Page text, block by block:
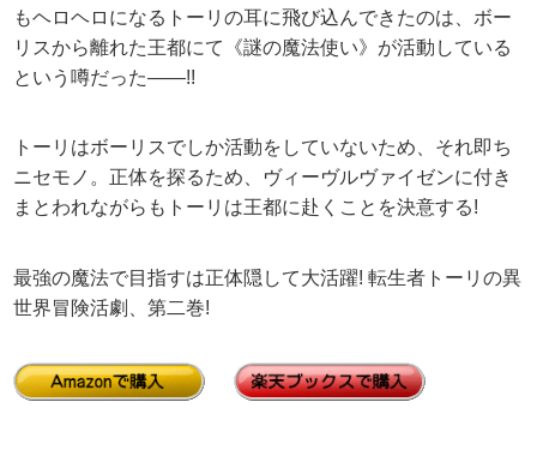
もヘロヘロになるトーリの耳に飛び込んできたのは、ボー
リスから離れた王都にて《謎の魔法使い》が活動している
という噂だった――!!
トーリはボーリスでしか活動をしていないため、それ即ち
ニセモノ。正体を探るため、ヴィーヴルヴァイゼンに付き
まとわれながらもトーリは王都に赴くことを決意する!
最強の魔法で目指すは正体隠して大活躍! 転生者トーリの異
世界冒険活劇、第二巻!